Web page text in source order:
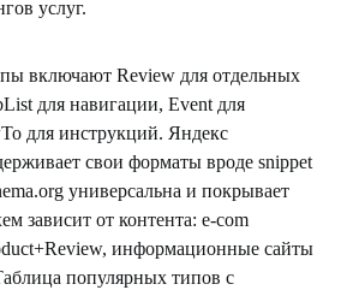
услуг.
включают Review для отдельных
для навигации, Event для
для инструкций. Яндекс
свои форматы вроде snippet
универсальна и покрывает
зависит от контента: e-com
информационные сайты
популярных типов с